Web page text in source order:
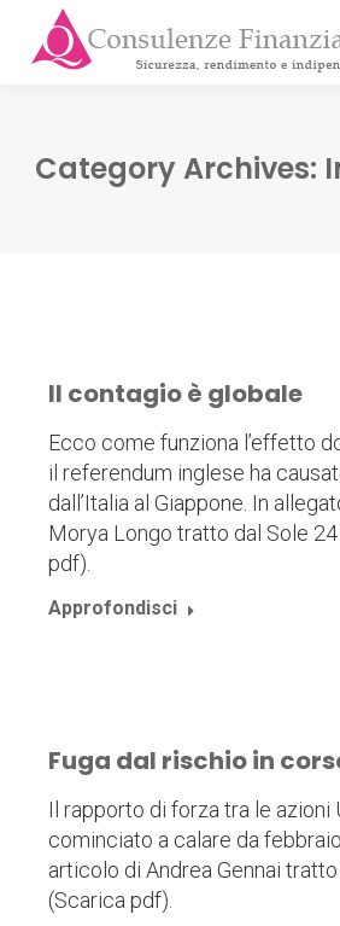
Category Archives:
Il contagio è globale
Ecco come funziona l’effetto
il referendum inglese ha
dall’Italia al Giappone. In
Morya Longo tratto dal Sole
pdf).
Approfondisci
Fuga dal rischio in
Il rapporto di forza tra le azioni
cominciato a calare da
articolo di Andrea Gennai
(Scarica pdf).